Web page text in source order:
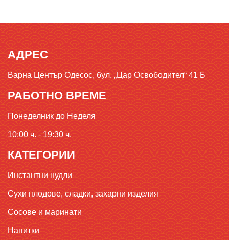
АДРЕС
Варна Център Одесос, бул. „Цар Освободител“ 41 Б
РАБОТНО ВРЕМЕ
Понеделник до Неделя
10:00 ч. - 19:30 ч.
КАТЕГОРИИ
Инстантни нудли
Сухи плодове, сладки, захарни изделия
Сосове и маринати
Напитки